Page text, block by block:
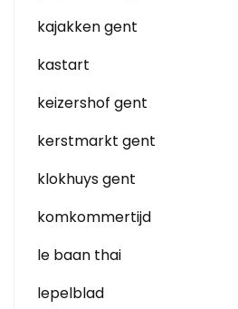
kajakken gent
kastart
keizershof gent
kerstmarkt gent
klokhuys gent
komkommertijd
le baan thai
lepelblad